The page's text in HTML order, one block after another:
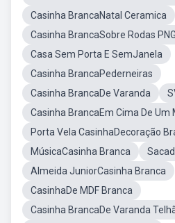
Casinha BrancaNatal Ceramica
Casinha BrancaSobre Rodas PNG
Casa Sem Porta E SemJanela
Casinha BrancaPederneiras
Casinha BrancaDe Varanda
Casinha BrancaEm Cima De Um
Porta Vela CasinhaDecoração
MúsicaCasinha Branca
Almeida JuniorCasinha Branca
CasinhaDe MDF Branca
Casinha BrancaDe Varanda